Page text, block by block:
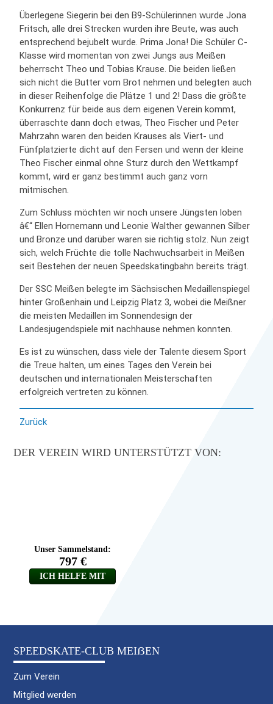
Überlegene Siegerin bei den B9-Schülerinnen wurde Jona
Fritsch, alle drei Strecken wurden ihre Beute, was auch
entsprechend bejubelt wurde. Prima Jona! Die Schüler C-
Klasse wird momentan von zwei Jungs aus Meißen
beherrscht Theo und Tobias Krause. Die beiden ließen
sich nicht die Butter vom Brot nehmen und belegten auch
in dieser Reihenfolge die Plätze 1 und 2! Dass die größte
Konkurrenz für beide aus dem eigenen Verein kommt,
überraschte dann doch etwas, Theo Fischer und Peter
Mahrzahn waren den beiden Krauses als Viert- und
Fünfplatzierte dicht auf den Fersen und wenn der kleine
Theo Fischer einmal ohne Sturz durch den Wettkampf
kommt, wird er ganz bestimmt auch ganz vorn
mitmischen.
Zum Schluss möchten wir noch unsere Jüngsten loben
â€“ Ellen Hornemann und Leonie Walther gewannen Silber
und Bronze und darüber waren sie richtig stolz. Nun zeigt
sich, welch Früchte die tolle Nachwuchsarbeit in Meißen
seit Bestehen der neuen Speedskatingbahn bereits trägt.
Der SSC Meißen belegte im Sächsischen Medaillenspiegel
hinter Großenhain und Leipzig Platz 3, wobei die Meißner
die meisten Medaillen im Sonnendesign der
Landesjugendspiele mit nachhause nehmen konnten.
Es ist zu wünschen, dass viele der Talente diesem Sport
die Treue halten, um eines Tages den Verein bei
deutschen und internationalen Meisterschaften
erfolgreich vertreten zu können.
Zurück
DER VEREIN WIRD UNTERSTÜTZT VON:
SPEEDSKATE-CLUB MEIẞEN
Zum Verein
Mitglied werden